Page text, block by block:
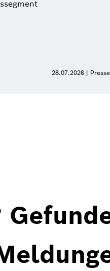
15.07.2026 |